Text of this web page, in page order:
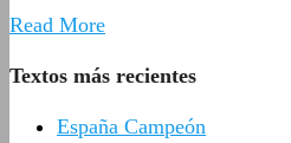
Read More
Textos más recientes
España Campeón